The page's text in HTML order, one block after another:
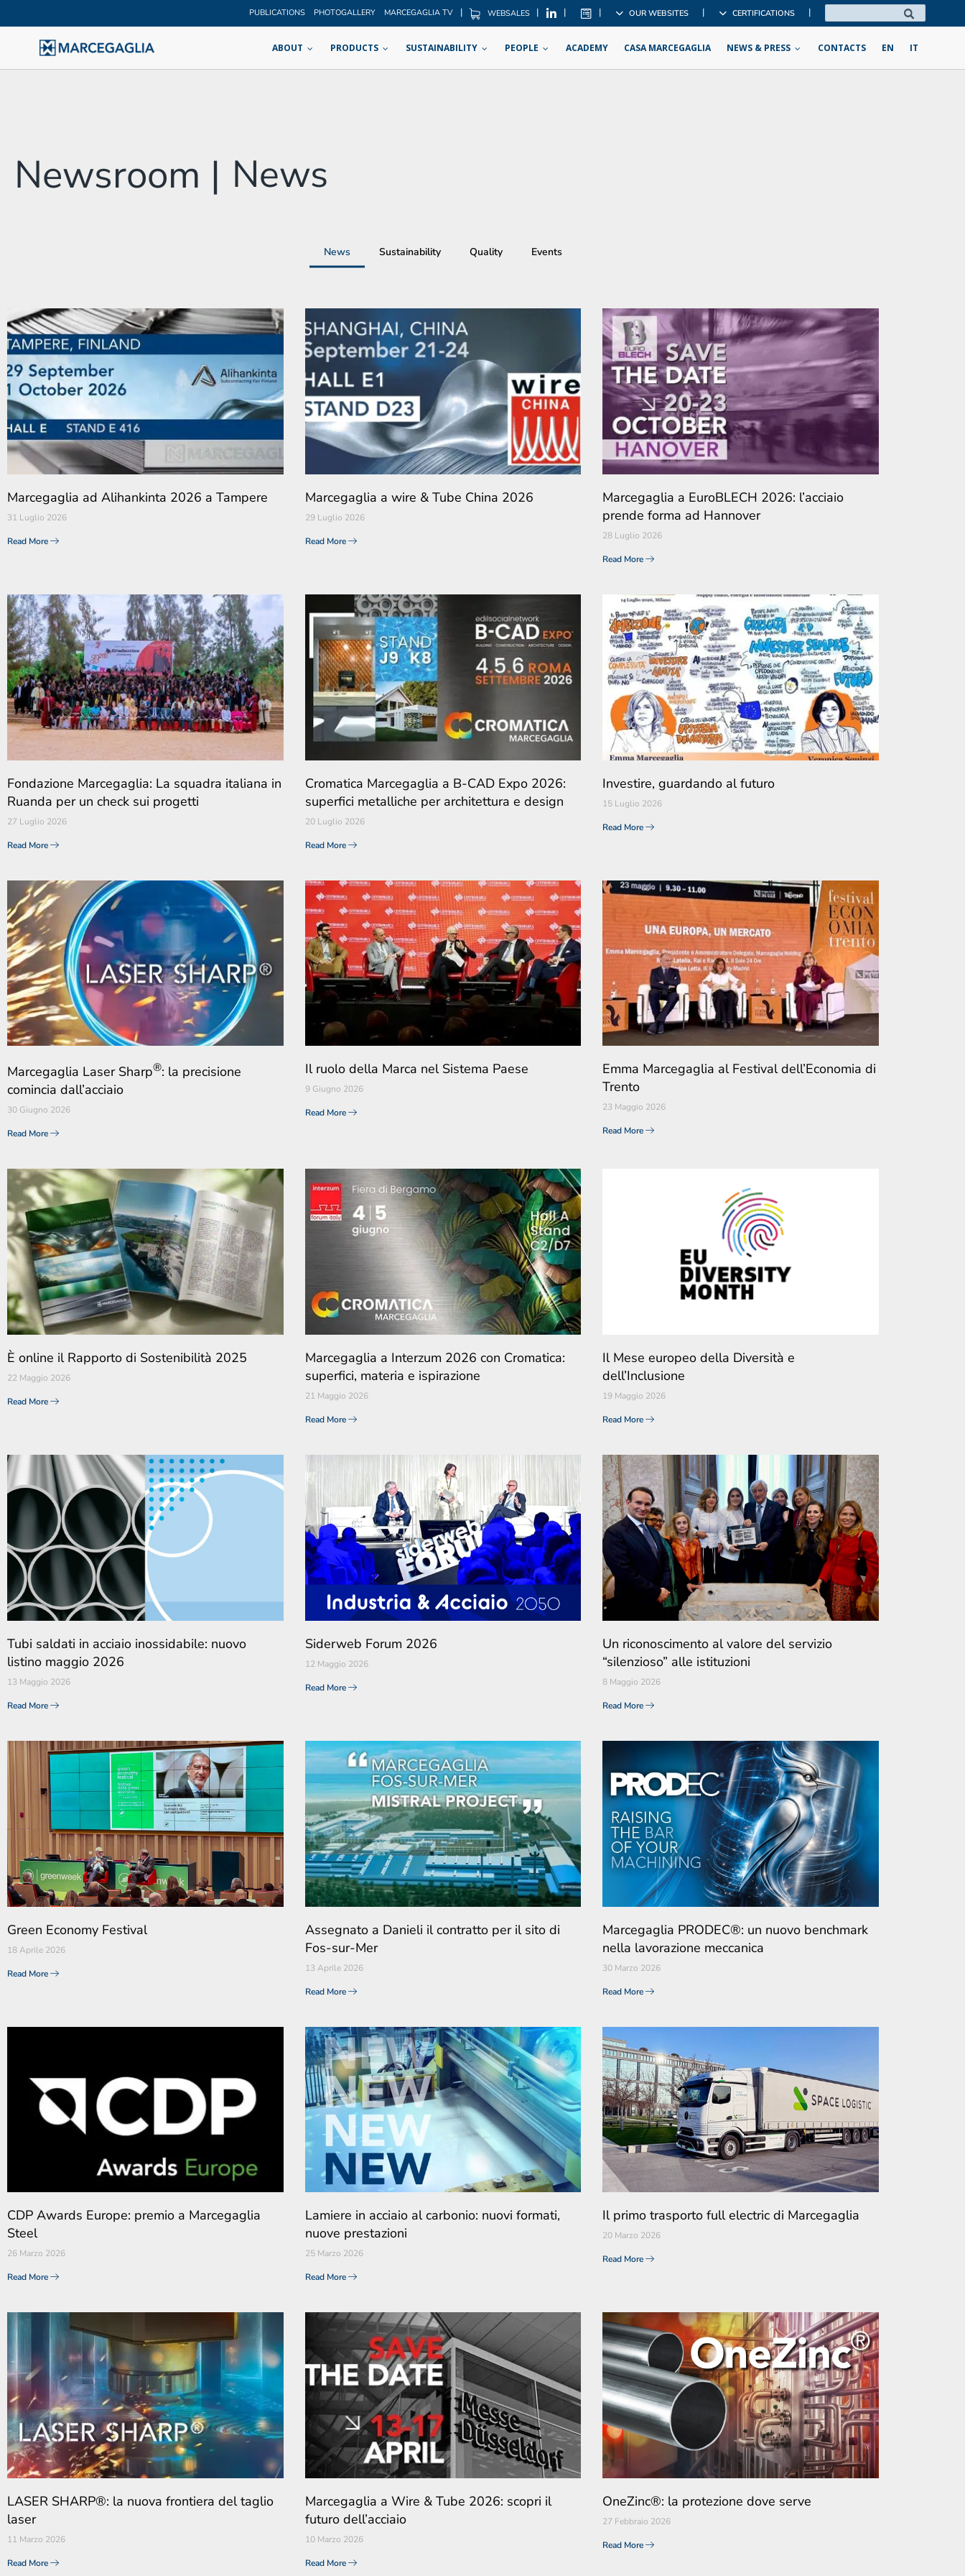
|
CERTIFICATIONS
|
OUR WEBSITES
|
|
|
WEBSALES
|
MARCEGAGLIA TV
PHOTOGALLERY
PUBLICATIONS
ABOUT PRODUCTS SUSTAINABILITY PEOPLE ACADEMY CASA MARCEGAGLIA NEWS & PRESS CONTACTS EN IT
Newsroom | News
News Sustainability Quality Events
Marcegaglia ad Alihankinta 2026 a Tampere
31 Luglio 2026
Read More
Marcegaglia a wire & Tube China 2026
29 Luglio 2026
Read More
Marcegaglia a EuroBLECH 2026: l’acciaio
prende forma ad Hannover
28 Luglio 2026
Read More
Fondazione Marcegaglia: La squadra italiana in
Ruanda per un check sui progetti
27 Luglio 2026
Read More
Cromatica Marcegaglia a B-CAD Expo 2026:
superfici metalliche per architettura e design
20 Luglio 2026
Read More
Investire, guardando al futuro
15 Luglio 2026
Read More
Marcegaglia Laser Sharp®: la precisione
comincia dall’acciaio
30 Giugno 2026
Read More
Il ruolo della Marca nel Sistema Paese
9 Giugno 2026
Read More
Emma Marcegaglia al Festival dell’Economia di
Trento
23 Maggio 2026
Read More
È online il Rapporto di Sostenibilità 2025
22 Maggio 2026
Read More
Marcegaglia a Interzum 2026 con Cromatica:
superfici, materia e ispirazione
21 Maggio 2026
Read More
Il Mese europeo della Diversità e
dell’Inclusione
19 Maggio 2026
Read More
Tubi saldati in acciaio inossidabile: nuovo
listino maggio 2026
13 Maggio 2026
Read More
Siderweb Forum 2026
12 Maggio 2026
Read More
Un riconoscimento al valore del servizio
“silenzioso” alle istituzioni
8 Maggio 2026
Read More
Green Economy Festival
18 Aprile 2026
Read More
Assegnato a Danieli il contratto per il sito di
Fos-sur-Mer
13 Aprile 2026
Read More
Marcegaglia PRODEC®: un nuovo benchmark
nella lavorazione meccanica
30 Marzo 2026
Read More
CDP Awards Europe: premio a Marcegaglia
Steel
26 Marzo 2026
Read More
Lamiere in acciaio al carbonio: nuovi formati,
nuove prestazioni
25 Marzo 2026
Read More
Il primo trasporto full electric di Marcegaglia
20 Marzo 2026
Read More
LASER SHARP®: la nuova frontiera del taglio
laser
11 Marzo 2026
Read More
Marcegaglia a Wire & Tube 2026: scopri il
futuro dell’acciaio
10 Marzo 2026
Read More
OneZinc®: la protezione dove serve
27 Febbraio 2026
Read More